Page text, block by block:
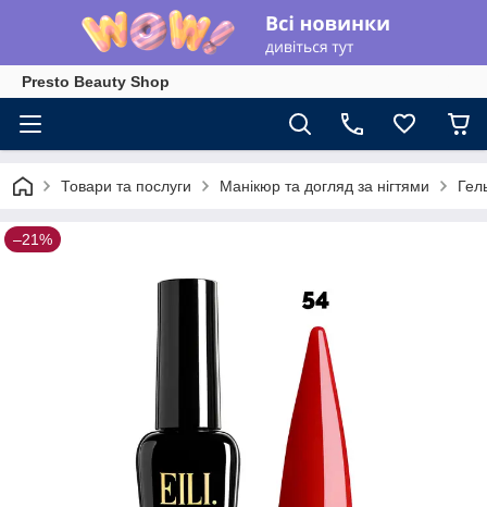
Presto Beauty Shop
Товари та послуги Манікюр та догляд за нігтями
–21%